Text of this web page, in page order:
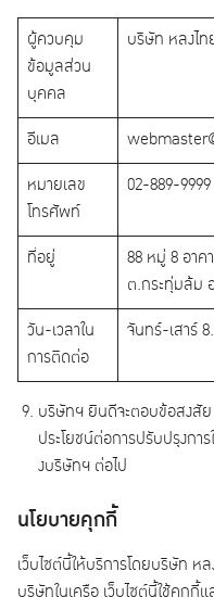
ผู้ควบคุม
ข้อมูลส่วน
บุคคล
บริษัท หลงไ
อีเมล
หมายเลข
โทรศัพท์
02-889-9999
ที่อยู่
88 หมู่ 8 อา
ต.กระทุ่มล้ม
วัน-เวลาใน
การติดต่อ
จันทร์-เสาร์
บริษัทฯ ยินดีจะตอบข้อสงสัย
ประโยชน์ต่อการปรับปรุงกา
งบริษัทฯ ต่อไป
นโยบายคุกกี้
เว็บไซต์นี้ให้บริการโดยบริษัท ห